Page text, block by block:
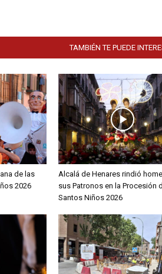
TAMBIÉN TE PUEDE
de las
2026
Alcalá de Henares rindió
sus Patronos en la Procesión
Santos Niños 2026